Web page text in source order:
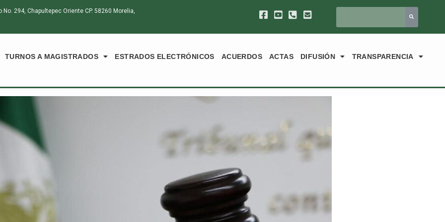
294, Chapultepec Oriente CP. 58260 Morelia,
TURNOS A MAGISTRADOS ESTRADOS ELECTRÓNICOS ACUERDOS ACTAS DIFUSIÓN TRANSPARENCIA